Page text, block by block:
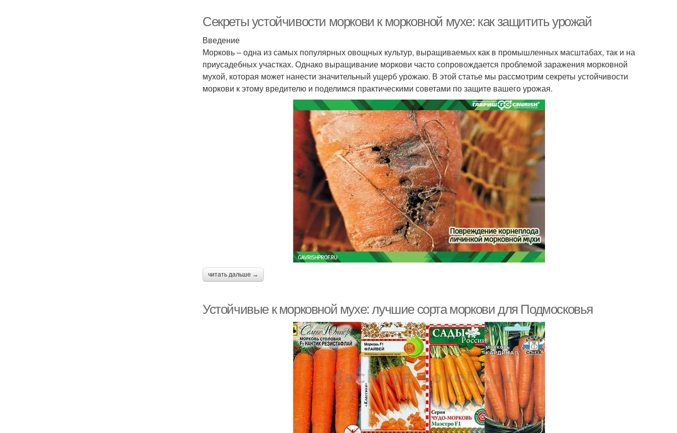
Секреты устойчивости моркови к морковной мухе: как защитить урожай
Введение
Морковь – одна из самых популярных овощных культур, выращиваемых как в промышленных масштабах, так и на
приусадебных участках. Однако выращивание моркови часто сопровождается проблемой заражения морковной
мухой, которая может нанести значительный ущерб урожаю. В этой статье мы рассмотрим секреты устойчивости
моркови к этому вредителю и поделимся практическими советами по защите вашего урожая.
читать дальше →
Устойчивые к морковной мухе: лучшие сорта моркови для Подмосковья